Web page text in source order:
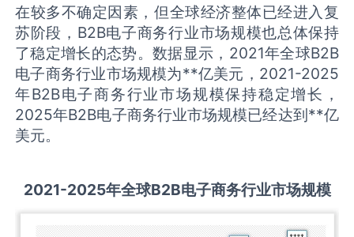
在较多不确定因素，但全球经济整体已经进入复
苏阶段，B2B电子商务行业市场规模也总体保持
了稳定增长的态势。数据显示，2021年全球B2B
电子商务行业市场规模为**亿美元，2021-2025
年B2B电子商务行业市场规模保持稳定增长，
2025年B2B电子商务行业市场规模已经达到**亿
美元。
2021-2025年全球B2B电子商务行业市场规模